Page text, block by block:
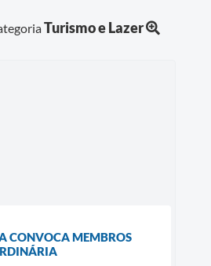
Turismo e Lazer
CONVOCA MEMBROS